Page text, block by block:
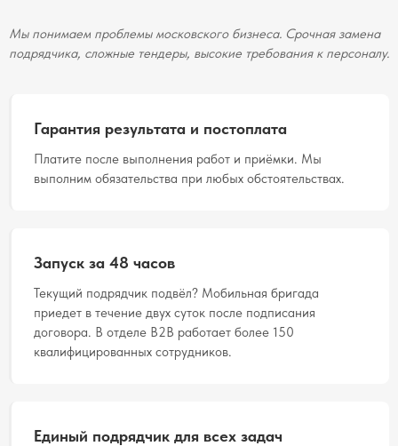
Мы понимаем проблемы московского бизнеса. Срочная замена
подрядчика, сложные тендеры, высокие требования к персоналу.
Гарантия результата и постоплата
Платите после выполнения работ и приёмки. Мы
выполним обязательства при любых обстоятельствах.
Запуск за 48 часов
Текущий подрядчик подвёл? Мобильная бригада
приедет в течение двух суток после подписания
договора. В отделе B2B работает более 150
квалифицированных сотрудников.
Единый подрядчик для всех задач